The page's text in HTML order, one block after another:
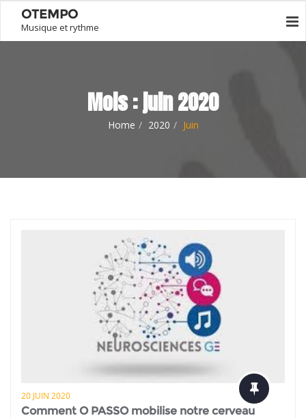
OTEMPO
Musique et rythme
Mois :juin 2020
Home 2020 Juin
20 JUIN 2020
Comment O PASSO mobilise notre cerveau